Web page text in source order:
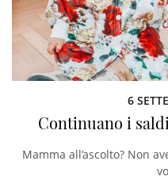
6
Continuano i
Mamma all’ascolto? Non